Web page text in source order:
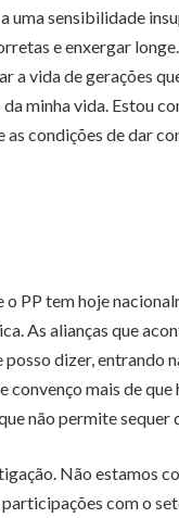
sensibilidade
e enxergar
a vida de gerações
minha vida. Estou
as condições de dar
o PP tem hoje
As alianças que
dizer, entrando
convenço mais de
não permite sequer
Não estamos
com o